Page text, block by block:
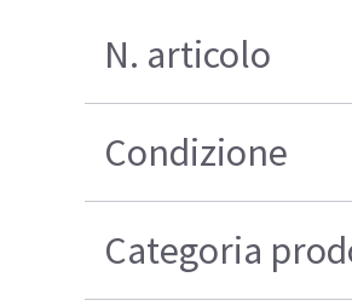
N. articolo
Condizione
Categoria